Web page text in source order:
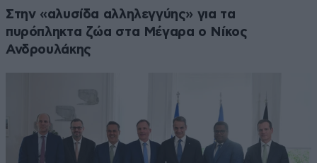
Στην «αλυσίδα αλληλεγγύης» για τα
πυρόπληκτα ζώα στα Μέγαρα ο Νίκος
Ανδρουλάκης